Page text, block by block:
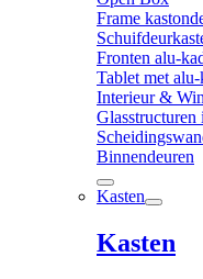
Frame
Fronten alu-
Tablet met
Interieur &
Glasstructuren
Binnendeuren
Kasten
Kasten